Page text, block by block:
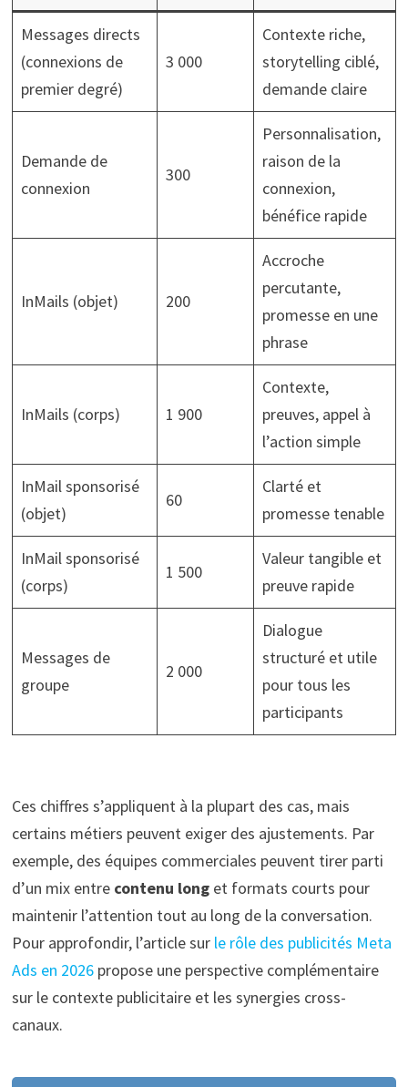
Messages directs
(connexions de
premier degré)
3 000
Contexte riche,
storytelling ciblé,
demande claire
Demande de
connexion
300
Personnalisation,
raison de la
connexion,
bénéfice rapide
InMails (objet) 200
Accroche
percutante,
promesse en une
phrase
InMails (corps) 1 900
Contexte,
preuves, appel à
l’action simple
InMail sponsorisé
(objet)
60
Clarté et
promesse tenable
InMail sponsorisé
(corps)
1 500
Valeur tangible et
preuve rapide
Messages de
groupe
2 000
Dialogue
structuré et utile
pour tous les
participants
Ces chiffres s’appliquent à la plupart des cas, mais
certains métiers peuvent exiger des ajustements. Par
exemple, des équipes commerciales peuvent tirer parti
d’un mix entre contenu longet formats courts pour
maintenir l’attention tout au long de la conversation.
Pour approfondir, l’article sur le rôle des publicités Meta
Ads en 2026propose une perspective complémentaire
sur le contexte publicitaire et les synergies cross-
canaux.